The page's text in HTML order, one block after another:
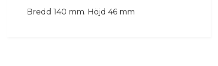
Bredd 140 mm. Höjd 46 mm